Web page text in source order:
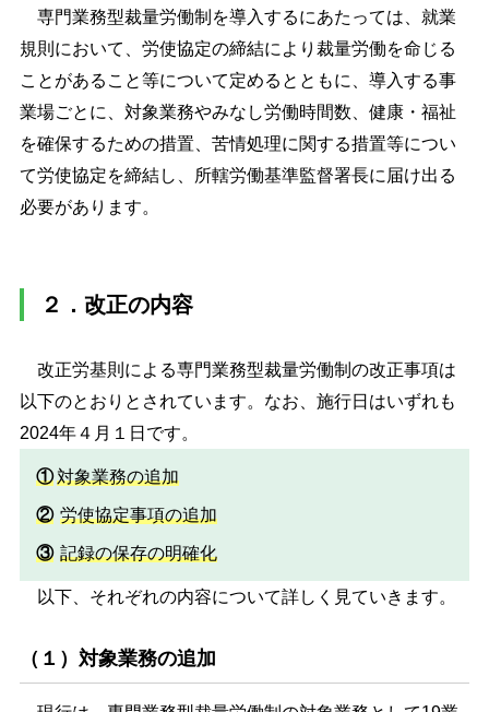
専門業務型裁量労働制を導入するにあたっては、就業
規則において、労使協定の締結により裁量労働を命じる
ことがあること等について定めるとともに、導入する事
業場ごとに、対象業務やみなし労働時間数、健康・福祉
を確保するための措置、苦情処理に関する措置等につい
て労使協定を締結し、所轄労働基準監督署長に届け出る
必要があります。
２．改正の内容
改正労基則による専門業務型裁量労働制の改正事項は
以下のとおりとされています。なお、施行日はいずれも
2024年４月１日です。
①対象業務の追加
② 労使協定事項の追加
③ 記録の保存の明確化
以下、それぞれの内容について詳しく見ていきます。
（１）対象業務の追加